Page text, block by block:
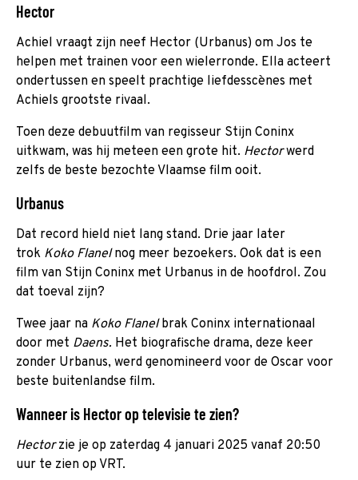
Hector
Achiel vraagt zijn neef Hector (Urbanus) om Jos te
helpen met trainen voor een wielerronde. Ella acteert
ondertussen en speelt prachtige liefdesscènes met
Achiels grootste rivaal.
Toen deze debuutfilm van regisseur Stijn Coninx
uitkwam, was hij meteen een grote hit. Hectorwerd
zelfs de beste bezochte Vlaamse film ooit.
Urbanus
Dat record hield niet lang stand. Drie jaar later
trok Koko Flanelnog meer bezoekers. Ook dat is een
film van Stijn Coninx met Urbanus in de hoofdrol. Zou
dat toeval zijn?
Twee jaar na Koko Flanelbrak Coninx internationaal
door met Daens. Het biografische drama, deze keer
zonder Urbanus, werd genomineerd voor de Oscar voor
beste buitenlandse film.
Wanneer is Hector op televisie te zien?
Hectorzie je op zaterdag 4 januari 2025 vanaf 20:50
uur te zien op VRT.